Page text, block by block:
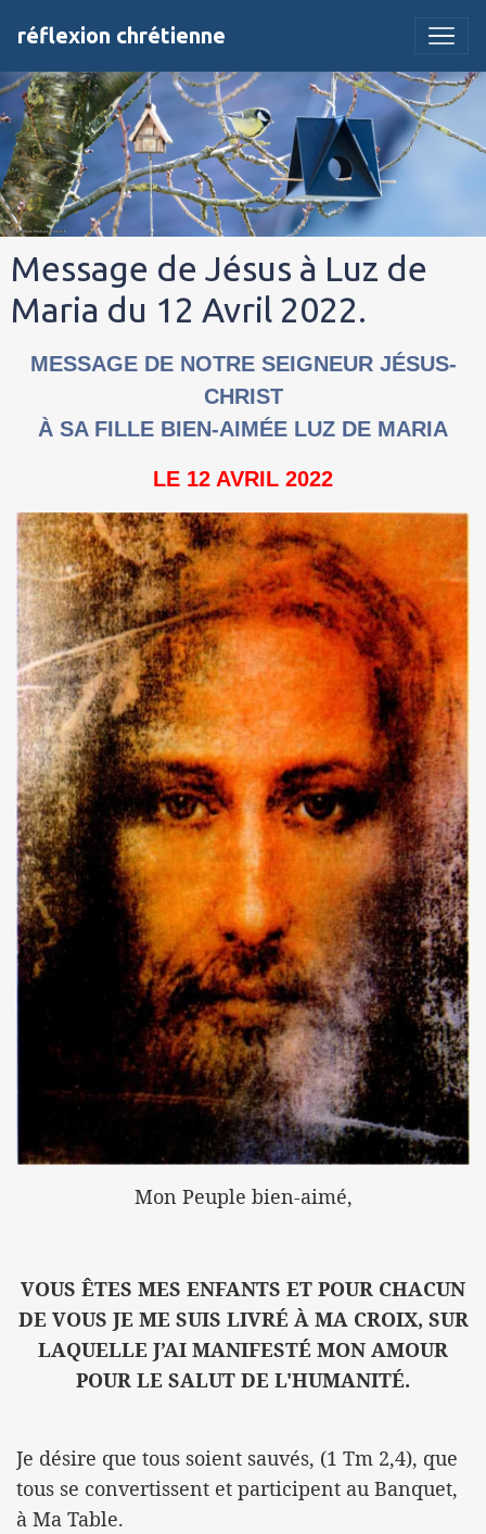
réflexion chrétienne
Message de Jésus à Luz de
Maria du 12 Avril 2022.
MESSAGE DE NOTRE SEIGNEUR JÉSUS-
CHRIST
À SA FILLE BIEN-AIMÉE LUZ DE MARIA
LE 12 AVRIL 2022
Mon Peuple bien-aimé,
VOUS ÊTES MES ENFANTS ET POUR CHACUN
DE VOUS JE ME SUIS LIVRÉ À MA CROIX, SUR
LAQUELLE J’AI MANIFESTÉ MON AMOUR
POUR LE SALUT DE L'HUMANITÉ.
Je désire que tous soient sauvés, (1 Tm 2,4), que
tous se convertissent et participent au Banquet,
à Ma Table.